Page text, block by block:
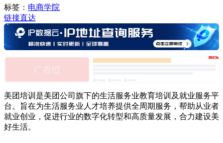
标签： 电商学院
链接直达
美团培训是美团公司旗下的生活服务业教育培训及就业服务平
台。旨在为生活服务业人才培养提供全周期服务，帮助从业者
就业创业，促进行业的数字化转型和高质量发展，合力建设美
好生活。